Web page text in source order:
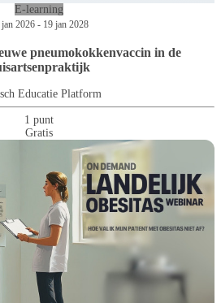
E-learning
2026 - 19 jan 2028
pneumokokkenvaccin in de
Educatie Platform
1 punt
Gratis